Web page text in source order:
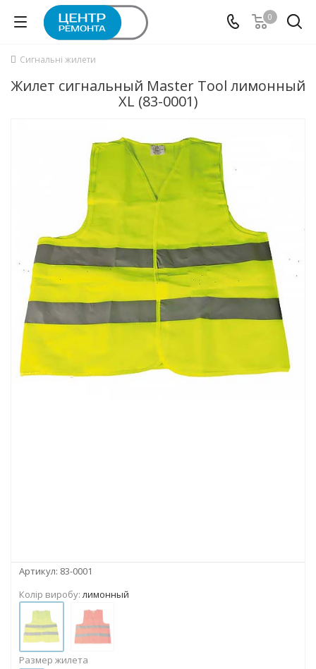
0
Сигнальні жилети
Жилет сигнальный Master Tool лимонный
XL (83-0001)
Артикул: 83-0001
Колір виробу:лимонный
Размер жилета